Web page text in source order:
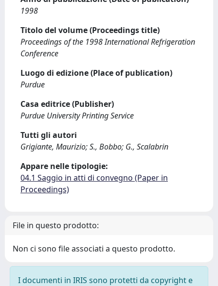
1998
Titolo del volume (Proceedings title)
Proceedings of the 1998 International Refrigeration
Conference
Luogo di edizione (Place of publication)
Purdue
Casa editrice (Publisher)
Purdue University Printing Service
Tutti gli autori
Grigiante, Maurizio; S., Bobbo; G., Scalabrin
Appare nelle tipologie:
04.1 Saggio in atti di convegno (Paper in
Proceedings)
File in questo prodotto:
Non ci sono file associati a questo prodotto.
I documenti in IRIS sono protetti da copyright e